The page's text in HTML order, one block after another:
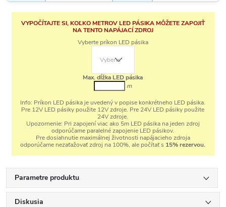
VYPOČÍTAJTE SI, KOĽKO METROV LED PÁSIKA MÔŽETE ZAPOJIŤ
NA TENTO NAPÁJACÍ ZDROJ
Vyberte príkon LED pásika
Max. dĺžka LED pásika
m
Info: Príkon LED pásika je uvedený v popise konkrétneho LED pásika.
Pre 12V LED pásiky použite 12V zdroje. Pre 24V LED pásiky použite
24V zdroje.
Upozornenie: Pri zapojení viac ako 5m LED pásika na jeden zdroj
odporúčame paralelné zapojenie LED pásikov.
Pre dosiahnutie maximálnej životnosti napájacieho zdroja
odporúčame nezaťažovať zdroj na 100%, ale počítať s 15% rezervou.
Parametre produktu
Diskusia